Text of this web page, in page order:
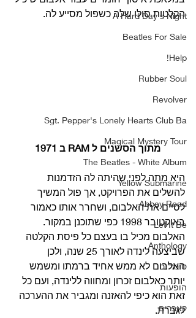
A Hard Day's Night
Beatles For Sale
Help!
Rubber Soul
Revolver
Sgt. Pepper's Lonely Hearts Club Ba
Magical Mystery Tour
The Beatles - White Album
Yellow Submarine
Abbey Road
Let It Be
Anthology
סינגלים
הופעות
קאברים
הקלטות סולו שלה כשפול מסייע לה.
מתוך הסשנים ל RAM ב 1971
היא מתה לפני שהיתה לה הזדמנות
להשלים את הפרויקט, אך פול המשיך
לסיים את האלבום, ושחרר אותו כאמור
באוקטובר 1998 כפי שתוכנן במקור.
האלבום מכיל בו בעצם כל פיסת הקלטה
שביצעה לינדה לאורך 25 שנה, ולכן
האלבום לא ממש אחיד ברמתו ומשמש
יותר כאלבום זכרון ומחווה ללינדה, ועם כל
זאת הוא כיפי להאזנה ומגביר את ההערכה
לגברת.